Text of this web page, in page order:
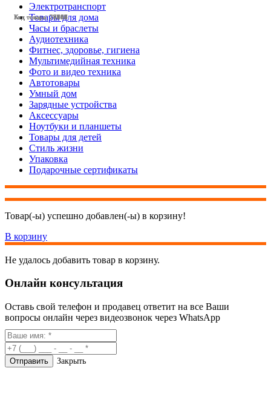
Код товара: 28502
Код товара: 28368
Код товара: 28364
Код товара: 28363
Код товара: 28362
Код товара: 28244
Код товара: 28239
Код товара: 28187
Код товара: 27981
Код товара: 27660
Код товара: 27064
Код товара: 26613
Электротранспорт
Товары для дома
Часы и браслеты
Аудиотехника
Фитнес, здоровье, гигиена
Мультимедийная техника
Фото и видео техника
Автотовары
Умный дом
Зарядные устройства
Аксессуары
Ноутбуки и планшеты
Товары для детей
Стиль жизни
Упаковка
Подарочные сертификаты
Товар(-ы) успешно добавлен(-ы) в корзину!
В корзину
Не удалось добавить товар в корзину.
Онлайн консультация
Оставь свой телефон и продавец ответит на все Ваши
вопросы онлайн через видеозвонок через WhatsApp
Закрыть